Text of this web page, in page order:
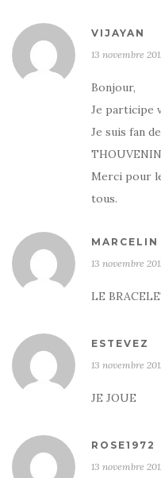
VIJAYAN
13 novembre
Bonjour,
Je participe
Je suis fan
Merci pour
tous.
MARCELIN
13 novembre
LE
ESTEVEZ
13 novembre
JE JOUE
ROSE1972
13 novembre